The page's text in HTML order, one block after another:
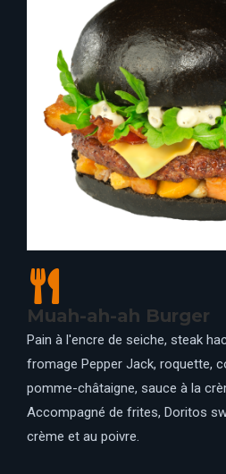
Muah-ah-ah Burger
Pain à l'encre de seiche, steak
fromage Pepper Jack, roquette,
pomme-châtaigne, sauce à la
Accompagné de frites, Doritos
crème et au poivre.